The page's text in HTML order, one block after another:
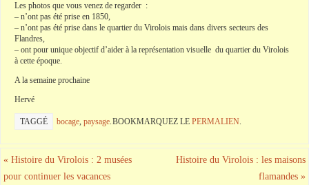
Les photos que vous venez de regarder :
– n’ont pas été prise en 1850,
– n’ont pas été prise dans le quartier du Virolois mais dans divers secteurs des
Flandres,
– ont pour unique objectif d’aider à la représentation visuelle du quartier du Virolois
à cette époque.
A la semaine prochaine
Hervé
TAGGÉ bocage, paysage.BOOKMARQUEZ LE PERMALIEN.
« Histoire du Virolois : 2 musées
pour continuer les vacances
Histoire du Virolois : les maisons
flamandes »